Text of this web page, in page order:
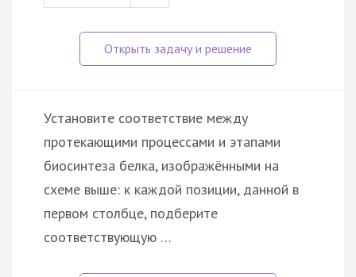
Установите соответствие между
протекающими процессами и этапами
биосинтеза белка, изображёнными на
схеме выше: к каждой позиции, данной в
первом столбце, подберите
соответствующую …